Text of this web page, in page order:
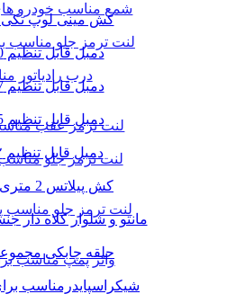
شمع مناسب خودرو های
لنت ترمز جلو مناسب
درب رادیاتور
لنت ترمز عقب
واتر پمپ مناسب
کش مینی لوپ تکی
دمبل قابل تنظیم 20 کیلویی
دمبل قابل تنظیم 17 کیلویی
دمبل قابل تنظیم 25 کیلویی
دمبل قابل تنظیم ۴۲کیلویی
کش پیلاتس 2 متری قوطی دار
مانتو و شلوار کلاه
حلقه چابکی مجموعه 12
شیکراسپایدرمناسب